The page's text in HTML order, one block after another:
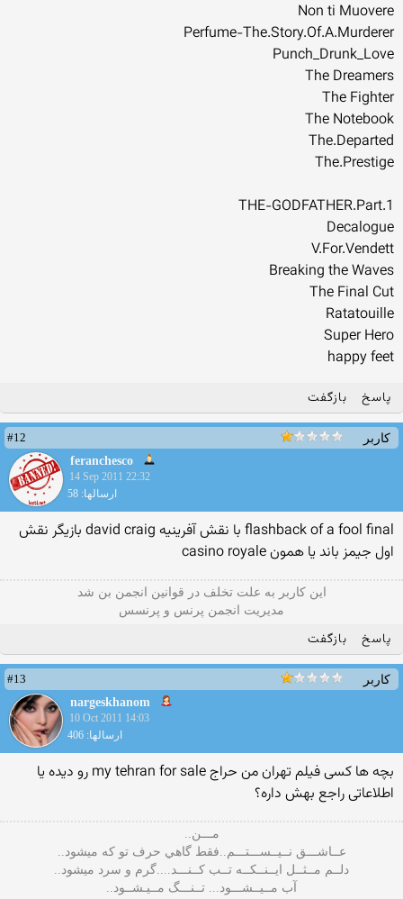
Non ti Muovere
Perfume-The.Story.Of.A.Murderer
Punch_Drunk_Love
The Dreamers
The Fighter
The Notebook
The.Departed
The.Prestige
THE-GODFATHER.Part.1
Decalogue
V.For.Vendett
Breaking the Waves
The Final Cut
Ratatouille
Super Hero
happy feet
پاسخ بازگفت
کاربر
#12
feranchesco
14 Sep 2011 22:32
ارسالها: 58
flashback of a fool final با نقش آفرینیه david craig بازیگر نقش
اول جیمز باند یا همون casino royale
این كاربر به علت تخلف در قوانین انجمن بن شد
مدیریت انجمن پرنس و پرنسس
پاسخ بازگفت
کاربر
#13
nargeskhanom
10 Oct 2011 14:03
ارسالها: 406
بچه ها کسی فیلم تهران من حراج ‏my tehran for sale‏ رو دیده یا
اطلاعاتی راجع بهش داره؟
مـــن..
عــاشـــق نــيــســـتـــم..فقط گاهي حرف تو كه ميشود..
دلــم مــثــل ايــنــكــه تــب كــنـــد....گرم و سرد ميشود..
آب مــيــشـــود... تــنـــگ مــيـشــود..